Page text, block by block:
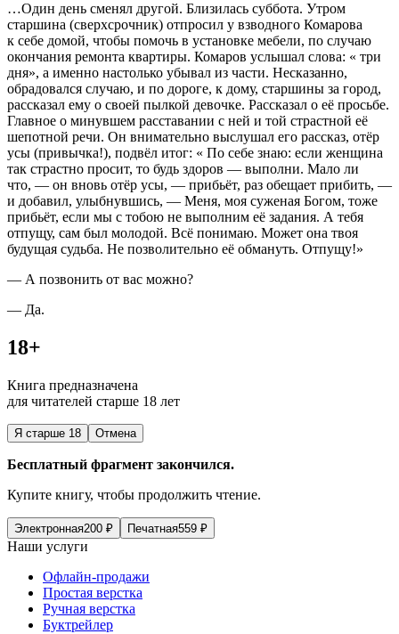
…Один день сменял другой. Близилась суббота. Утром
старшина (сверхсрочник) отпросил у взводного Комарова
к себе домой, чтобы помочь в установке мебели, по случаю
окончания ремонта квартиры. Комаров услышал слова: « три
дня», а именно настолько убывал из части. Несказанно,
обрадовался случаю, и по дороге, к дому, старшины за город,
рассказал ему о своей пылкой девочке. Рассказал о её просьбе.
Главное о минувшем расставании с ней и той страстной её
шепотной речи. Он внимательно выслушал его рассказ, отёр
усы (привычка!), подвёл итог: « По себе знаю: если женщина
так страстно просит, то будь здоров — выполни. Мало ли
что, — он вновь отёр усы, — прибьёт, раз обещает прибить, —
и добавил, улыбнувшись, — Меня, моя суженая Богом, тоже
прибьёт, если мы с тобою не выполним её задания. А тебя
отпущу, сам был молодой. Всё понимаю. Может она твоя
будущая судьба. Не позволительно её обмануть. Отпущу!»
— А позвонить от вас можно?
— Да.
18+
Книга предназначена
для читателей старше 18 лет
Я старше 18 Отмена
Бесплатный фрагмент закончился.
Купите книгу, чтобы продолжить чтение.
Электронная200 ₽ Печатная559 ₽
Наши услуги
Офлайн-продажи
Простая верстка
Ручная верстка
Буктрейлер